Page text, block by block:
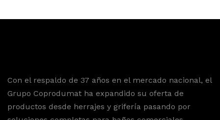
Con el respaldo de 37 años en el mercado nacional, el
Grupo Coprodumat ha expandido su oferta de
productos desde herrajes y grifería pasando por